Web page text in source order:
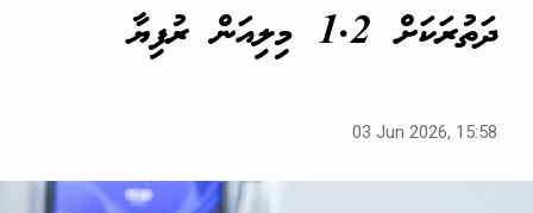
ދަތުރަކަށް 1.2 މިލިއަން ރުފިޔާ
03 Jun 2026, 15:58